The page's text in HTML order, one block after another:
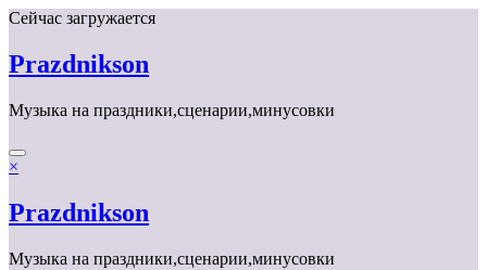
Перейти
содержимому
Сейчас загружается
Prazdnikson
Музыка на праздники,сценарии,минусовки
×
Prazdnikson
Музыка на праздники,сценарии,минусовки